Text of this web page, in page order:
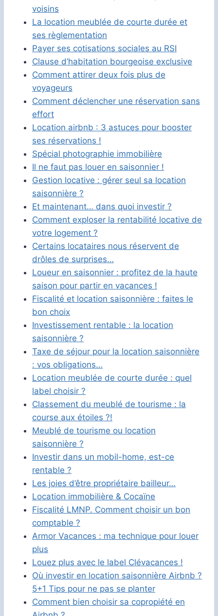
voisins
La location meublée de courte durée et
ses règlementation
Payer ses cotisations sociales au RSI
Clause d’habitation bourgeoise exclusive
Comment attirer deux fois plus de
voyageurs
Comment déclencher une réservation sans
effort
Location airbnb : 3 astuces pour booster
ses réservations !
Spécial photographie immobilière
Il ne faut pas louer en saisonnier !
Gestion locative : gérer seul sa location
saisonnière ?
Et maintenant… dans quoi investir ?
Comment exploser la rentabilité locative de
votre logement ?
Certains locataires nous réservent de
drôles de surprises…
Loueur en saisonnier : profitez de la haute
saison pour partir en vacances !
Fiscalité et location saisonnière : faites le
bon choix
Investissement rentable : la location
saisonnière ?
Taxe de séjour pour la location saisonnière
: vos obligations…
Location meublée de courte durée : quel
label choisir ?
Classement du meublé de tourisme : la
course aux étoiles ?!
Meublé de tourisme ou location
saisonnière ?
Investir dans un mobil-home, est-ce
rentable ?
Les joies d’être propriétaire bailleur…
Location immobilière & Cocaïne
Fiscalité LMNP. Comment choisir un bon
comptable ?
Armor Vacances : ma technique pour louer
plus
Louez plus avec le label Clévacances !
Où investir en location saisonnière Airbnb ?
5+1 Tips pour ne pas se planter
Comment bien choisir sa copropiété en